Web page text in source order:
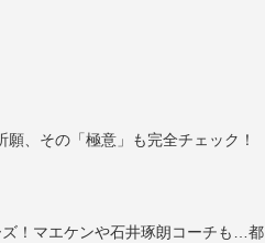
、その「極意」も完全チェック！
！マエケンや石井琢朗コーチも…都